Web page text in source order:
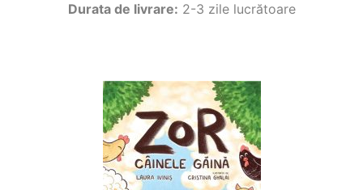
Durata de livrare: 2-3 zile lucrătoare